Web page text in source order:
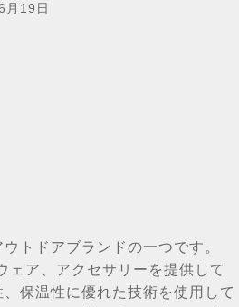
月19日
トドアブランドの一つです。
ェア、アクセサリーを提供して
保温性に優れた技術を使用して